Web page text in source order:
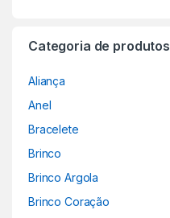
Categoria de produtos
Aliança
Anel
Bracelete
Brinco
Brinco Argola
Brinco Coração